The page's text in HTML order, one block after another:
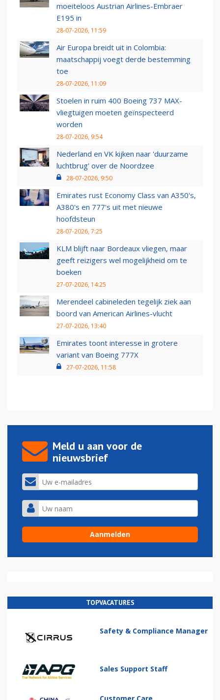
moeiteloos Austrian Airlines-Embraer
E195 in
28-07-2026, 11:59
Air Europa breidt uit in Colombia:
maatschappij voegt derde bestemming
toe
28-07-2026, 11:09
Stoelen in ruim 400 Boeing 737 MAX-
vliegtuigen moeten geïnspecteerd
worden
28-07-2026, 9:54
Nederland en VK kijken naar 'duurzame
luchtbrug' over de Noordzee
28-07-2026, 9:50
Emirates rust Economy Class van A350's,
A380's en 777's uit met nieuwe
hoofdsteun
28-07-2026, 7:25
KLM blijft naar Bordeaux vliegen, maar
geeft reizigers wel mogelijkheid om te
boeken
27-07-2026, 14:25
Merendeel cabineleden tegelijk ziek aan
boord van American Airlines-vlucht
27-07-2026, 13:40
Emirates toont interesse in grotere
variant van Boeing 777X
27-07-2026, 11:58
Meld u aan voor de
nieuwsbrief
TOPVACATURES
Safety & Compliance Manager
Sales Support Staff
Customer Care